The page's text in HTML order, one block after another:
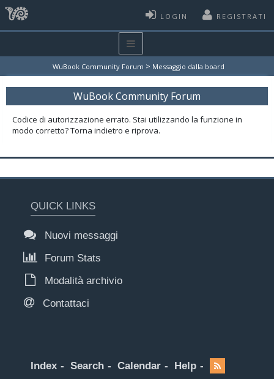
LOGIN REGISTRATI
WuBook Community Forum > Messaggio dalla board
WuBook Community Forum
Codice di autorizzazione errato. Stai utilizzando la funzione in
modo corretto? Torna indietro e riprova.
QUICK LINKS
Nuovi messaggi
Forum Stats
Modalità archivio
Contattaci
Index Search Calendar Help